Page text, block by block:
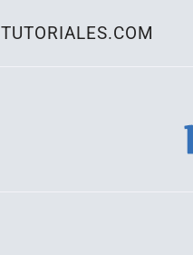
TUTORIALES.COM